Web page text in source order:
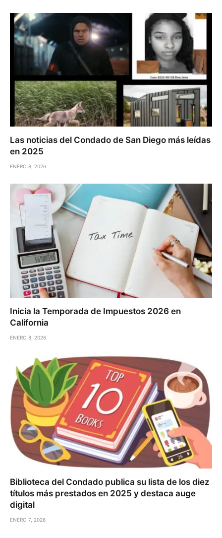
Las noticias del Condado de San Diego más leídas
en 2025
ENERO 8, 2026
Inicia la Temporada de Impuestos 2026 en
California
ENERO 8, 2026
Biblioteca del Condado publica su lista de los diez
títulos más prestados en 2025 y destaca auge
digital
ENERO 7, 2026